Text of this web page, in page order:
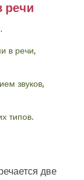
речи
в речи,
звуков,
типов.
две